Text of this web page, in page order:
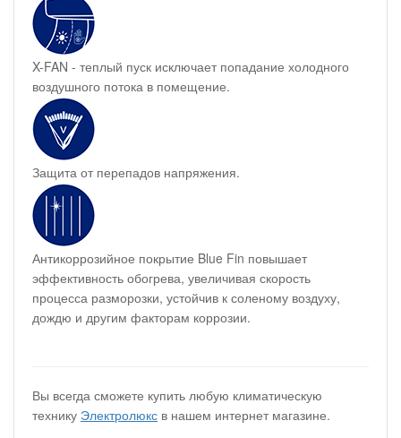
X-FAN - теплый пуск исключает попадание холодного
воздушного потока в помещение.
Защита от перепадов напряжения.
Антикоррозийное покрытие Blue Fin повышает
эффективность обогрева, увеличивая скорость
процесса разморозки, устойчив к соленому воздуху,
дождю и другим факторам коррозии.
Вы всегда сможете купить любую климатическую
технику Электролюкс в нашем интернет магазине.